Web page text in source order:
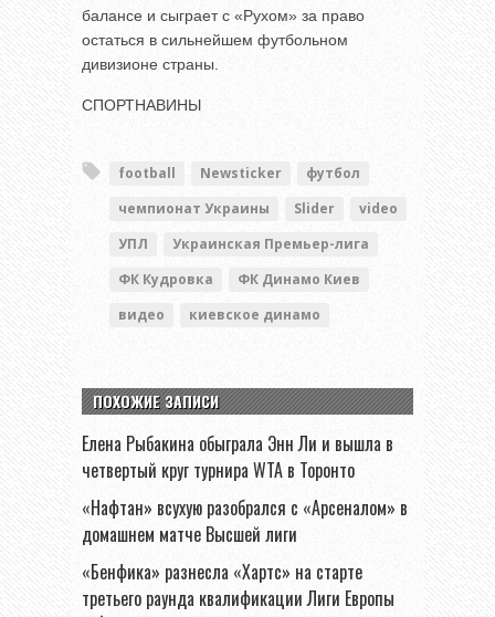
балансе и сыграет с «Рухом» за право
остаться в сильнейшем футбольном
дивизионе страны.
СПОРТНАВИНЫ
football Newsticker
футбол
чемпионат Украины
Slider
video
УПЛ
Украинская Премьер-лига
ФК Кудровка
ФК Динамо Киев
видео
киевское динамо
ПОХОЖИЕ ЗАПИСИ
Елена Рыбакина обыграла Энн Ли и вышла в
четвертый круг турнира WTA в Торонто
«Нафтан» всухую разобрался с «Арсеналом» в
домашнем матче Высшей лиги
«Бенфика» разнесла «Хартс» на старте
третьего раунда квалификации Лиги Европы